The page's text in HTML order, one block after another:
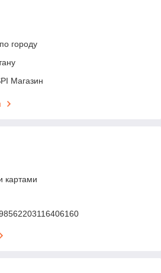
городу
Магазин
картами